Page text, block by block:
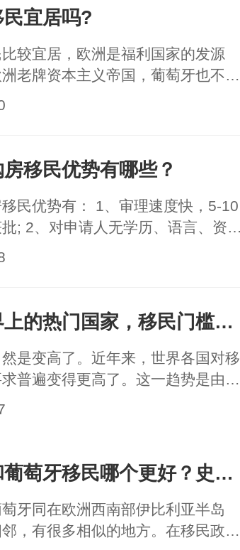
宜居吗?
较宜居，欧洲是福利国家的发源
老牌资本主义帝国，葡萄牙也不甘
从出生到老，葡萄牙政府都给你兜
度好的国家之一，全球排名第二。
移民优势有哪些？
民优势有： 1、审理速度快，5-10
、资金
景、移民监等要求;
现在世界上的热门国家，移民门槛变高了还是变低了？
是变高了。近年来，世界各国对移
普遍变得更高了。这一趋势是由于
移民带来的社会、经济和安全问
西班牙和葡萄牙移民哪个更好？史上最全对比
牙同在欧洲西南部伊比利亚半岛
邻，有很多相似的地方。在移民政策